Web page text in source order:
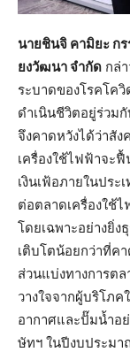
นายชินจิ คามิยะ ก
ยงวัฒนา จำกัด กล่
ระบาดของโรคโค
ดำเนินชีวิตอยู่ร่วม
จึงคาดหวังได้ว่าสั
เครื่องใช้ไฟฟ้าจะ
เงินเฟ้อภายในประ
ต่อตลาดเครื่องใช้
โดยเฉพาะอย่างยิ่ง
เติบโตน้อยกว่าที่ค
ส่วนแบ่งทางการต
วางใจจากผู้บริโภ
อากาศและปั๊มน้ำอ
ษัทฯ ในปีงบประมา